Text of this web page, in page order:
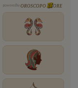
powered by OROSCOPO ORE